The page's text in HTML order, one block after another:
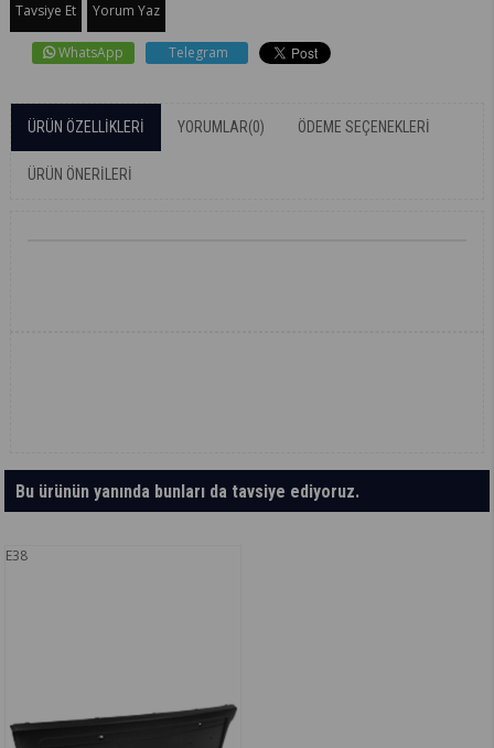
Tavsiye Et Yorum Yaz
WhatsApp Telegram
ÜRÜN ÖZELLIKLERI YORUMLAR(0) ÖDEME SEÇENEKLERI
ÜRÜN ÖNERILERI
Bu ürünün yanında bunları da tavsiye ediyoruz.
E38